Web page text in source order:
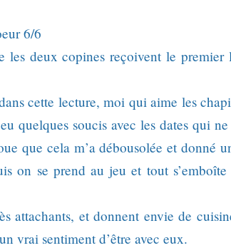
6/6
les deux copines reçoivent le
cette lecture, moi qui aime les
quelques soucis avec les dates qui
que cela m’a débousolée et donné
on se prend au jeu et tout
attachants, et donnent envie de
vrai sentiment d’être avec eux.